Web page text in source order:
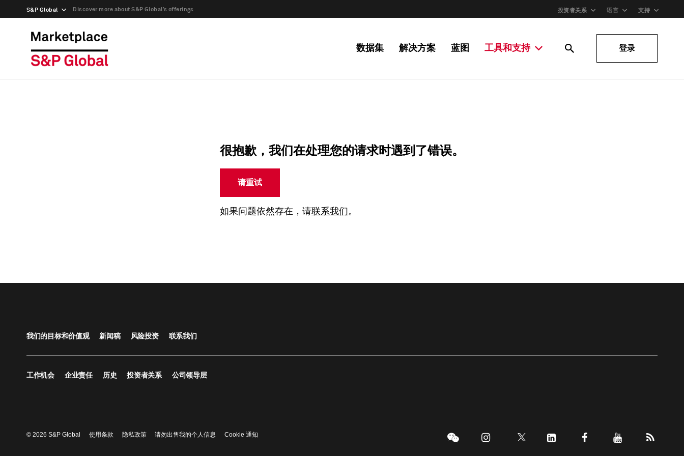
S&P Global Discover more about S&P Global’s offerings 投资者关系 语言 支持
数据集 解决方案 蓝图 工具和支持 登录
很抱歉，我们在处理您的请求时遇到了错误。
请重试
如果问题依然存在，请联系我们 。
我们的目标和价值观 新闻稿 风险投资 联系我们
工作机会 企业责任 历史 投资者关系 公司领导层
© 2026 S&P Global 使用条款 隐私政策 请勿出售我的个人信息 Cookie 通知